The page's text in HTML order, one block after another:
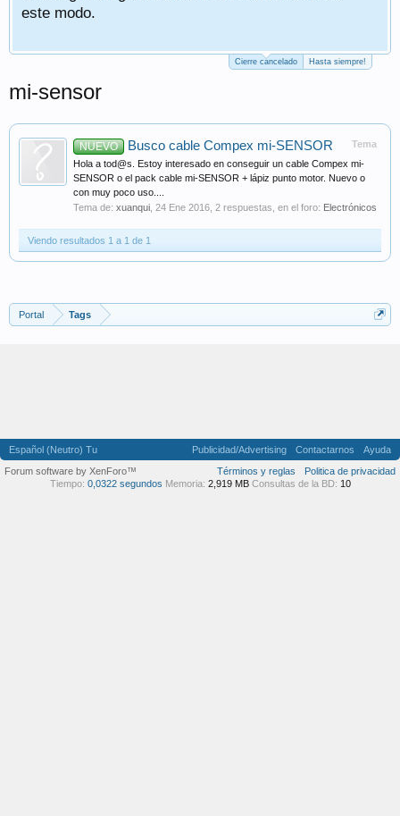
este modo.
Cierre cancelado Hasta siempre!
mi-sensor
Tema
NUEVO Busco cable Compex mi-SENSOR
Hola a tod@s. Estoy interesado en conseguir un cable Compex mi-
SENSOR o el pack cable mi-SENSOR + lápiz punto motor. Nuevo o
con muy poco uso....
Tema de: xuanqui 24 Ene 2016 , 2 respuestas, en el foro: Electrónicos
Viendo resultados 1 a 1 de 1
Portal Tags
Español (Neutro) Tu Publicidad/Advertising Contactarnos
Ayuda
Términos y reglas
Politica de privacidad
Forum software by XenForo™
Tiempo: 0,0322 segundos Memoria: 2,919 MB Consultas de la BD: 10